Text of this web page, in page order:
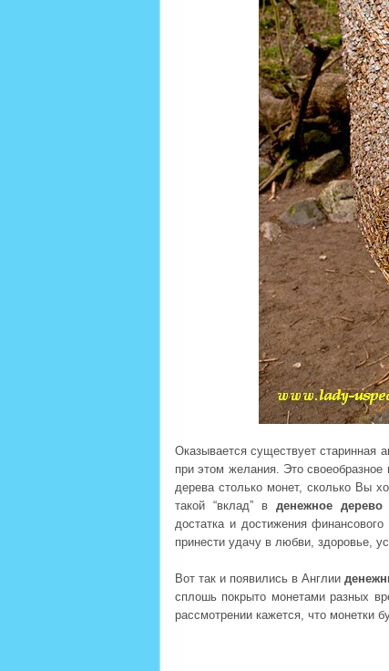
Оказывается существует старинная
при этом желания. Это
дерева столько монет, сколько Вы
такой “вклад” вденежное дерево
достатка и достижения
принести удачу в любви, здоровье,
Вот так и появились в Англии
сплошь покрыто монетами разных
рассмотрении кажется, что монетки